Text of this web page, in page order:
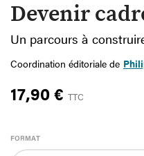
Devenir
Un parcours à
Coordination éditoriale de
17,90 € TTC
FORMAT